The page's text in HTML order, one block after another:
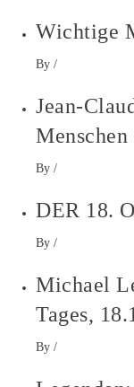
Wichtige
By /
Jean-
Menschen
By /
DER 18.
By /
Michael
Tages,
By /